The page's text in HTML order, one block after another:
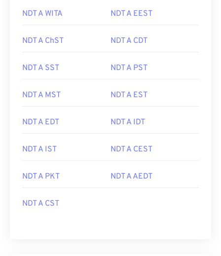
NDT A WITA NDT A EEST
NDT A ChST NDT A CDT
NDT A SST NDT A PST
NDT A MST NDT A EST
NDT A EDT NDT A IDT
NDT A IST NDT A CEST
NDT A PKT NDT A AEDT
NDT A CST